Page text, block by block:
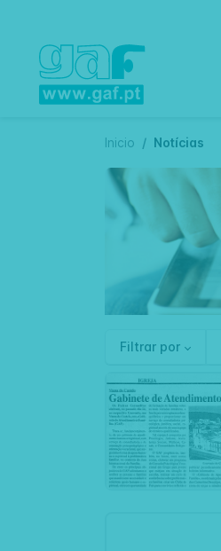
Inicio Notícias
Filtrar por